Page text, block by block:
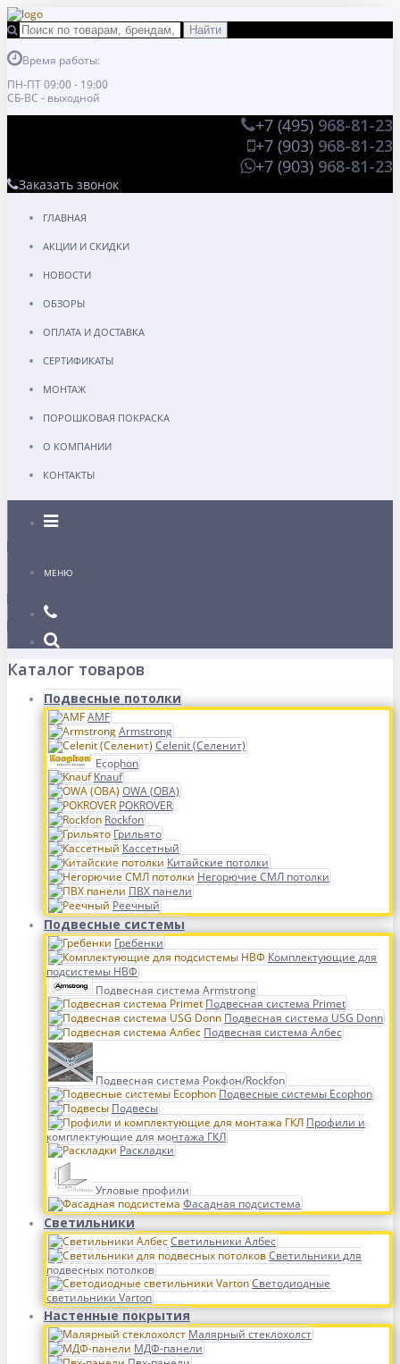
Время работы:
ПН-ПТ 09:00 - 19:00
СБ-ВС - выходной
+7 (495) 968-81-23
+7 (903) 968-81-23
+7 (903) 968-81-23
Заказать звонок
ГЛАВНАЯ
АКЦИИ И СКИДКИ
НОВОСТИ
ОБЗОРЫ
ОПЛАТА И ДОСТАВКА
СЕРТИФИКАТЫ
МОНТАЖ
ПОРОШКОВАЯ ПОКРАСКА
О КОМПАНИИ
КОНТАКТЫ
Каталог
МЕНЮ
Каталог товаров
Подвесные потолки
AMF
Armstrong
Celenit (Селенит)
Ecophon
Knauf
OWA (ОВА)
POKROVER
Rockfon
Грильято
Кассетный
Китайские потолки
Негорючие СМЛ потолки
ПВХ панели
Реечный
Подвесные системы
Гребенки
Комплектующие для
подсистемы НВФ
Подвесная система Armstrong
Подвесная система Primet
Подвесная система USG Donn
Подвесная система Албес
Подвесная система Рокфон/Rockfon
Подвесные системы Ecophon
Подвесы
Профили и
комплектующие для монтажа ГКЛ
Раскладки
Угловые профили
Фасадная подсистема
Светильники
Светильники Албес
Светильники для
подвесных потолков
Светодиодные
светильники Varton
Настенные покрытия
Малярный стеклохолст
МДФ-панели